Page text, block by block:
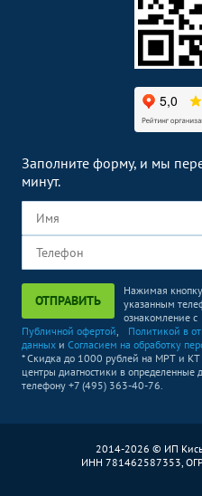
Заполните форму, и мы
минут.
ОТПРАВИТЬ
Нажимая
указанным
ознакомление с
Публичной офертой,
Политикой в
данных и Согласием на обработку
* Скидка до 1000 рублей на МРТ и КТ
центры диагностики в определенные
телефону +7 (495) 363-40-76.
2014-2026 © ИП
ИНН 781462587353,